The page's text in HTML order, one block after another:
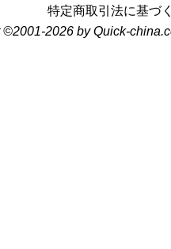
特定商取引法に基づ
©2001-2026 by Quick-